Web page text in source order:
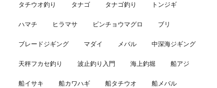
タチウオ釣り タナゴ タナゴ釣り トンジギ
ハマチ ヒラマサ ビンチョウマグロ ブリ
ブレードジギング マダイ メバル 中深海ジギング
天秤フカセ釣り 波止釣り入門 海上釣堀 船アジ
船イサキ 船カワハギ 船タチウオ 船メバル